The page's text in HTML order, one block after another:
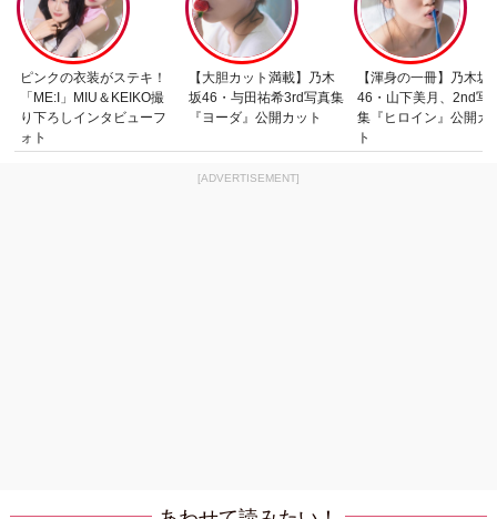
ピンクの衣装がステキ！
「ME:I」MIU＆KEIKO撮
り下ろしインタビューフ
ォト
【大胆カット満載】乃木
坂46・与田祐希3rd写真集
『ヨーダ』公開カット
【渾身の一冊】乃木坂
46・山下美月、2nd写
集『ヒロイン』公開カ
ト
[ADVERTISEMENT]